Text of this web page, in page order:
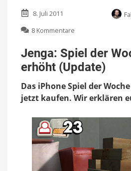
8. Juli 2011
8 Kommentare
Spiel
der
Woche
Preis
erhöht
Jenga: Spiel der
erhöht (Update)
Das iPhone Spiel der
jetzt kaufen. Wir erklären